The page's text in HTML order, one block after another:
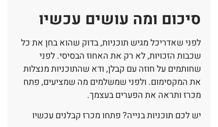
סיכום ומה עושים עכשיו
לפני שאדריכל מגיש תוכניות, בדוק שהוא בחן את כל
שכבות הזכויות, לא רק את האחוז הבסיסי. לפני
שחותמים על חוזה עם קבלן, ודא שהתוכניות מנצלות
את המקסימום. ולפני שמשלמים מה שמציעים, פתח
מכרז ותראה את הפערים בעצמך.
יש לכם תוכניות בנייה? פתחו מכרז קבלנים עכשיו